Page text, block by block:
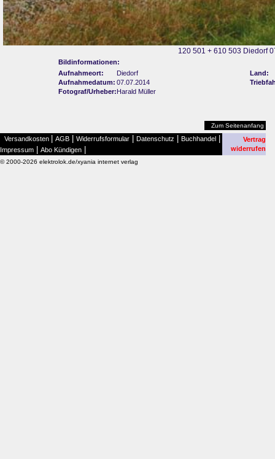
120 501 + 610 503 Diedorf
Bildinformationen:
Aufnahmeort:
Diedorf
Land:
Aufnahmedatum: 07.07.2014
Fotograf/Urheber: Harald Müller
Zum Seitenanfang
Versandkosten AGB Widerrufsformular Datenschutz Buchhandel
Impressum Abo Kündigen
Vertrag
widerrufen
© 2000-2026 elektrolok.de/xyania internet verlag